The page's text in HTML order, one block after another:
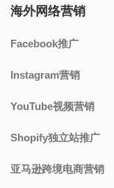
海外网络营销
Facebook推广
Instagram营销
YouTube视频营销
Shopify独立站推广
亚马逊跨境电商营销